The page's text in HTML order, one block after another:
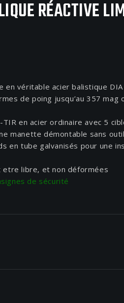
RÉACTIVE
en véritable acier balistique
de poing jusqu’au 357
TIR en acier ordinaire avec 5
manette démontable sans
en tube galvanisés pour une
etre libre, et non déformées
de sécurité